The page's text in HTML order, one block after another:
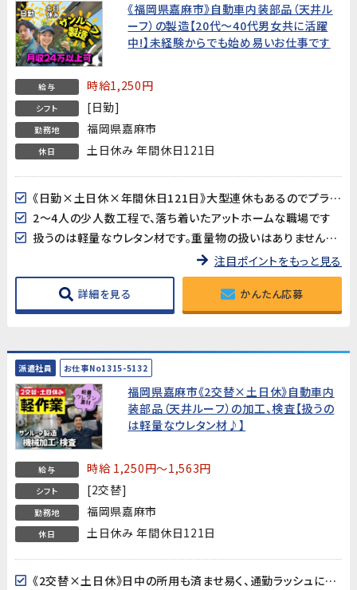
《福岡県嘉麻市》自動車内装部品（天井ル
ーフ）の製造【20代～40代男女共に活躍
中!】未経験からでも始め易いお仕事です
給与 時給1,250円
シフト [日勤]
勤務地 福岡県嘉麻市
休日 土日休み 年間休日121日
《日勤×土日休×年間休日121日》大型連休もあるのでプライベートとのバランスも取り易い♪
2～4人の少人数工程で、落ち着いたアットホームな職場です
扱うのは軽量なウレタン材です。重量物の扱いはありませんので女性も安心♪
注目ポイントをもっと見る
詳細を見る かんたん応募
派遣社員 お仕事No1315-5132
福岡県嘉麻市《2交替×土日休》自動車内
装部品（天井ルーフ）の加工、検査【扱うの
は軽量なウレタン材♪】
給与 時給 1,250円～1,563円
シフト [2交替]
勤務地 福岡県嘉麻市
休日 土日休み 年間休日121日
《2交替×土日休》日中の所用も済ませ易く、通勤ラッシュに被らない時間帯です♪